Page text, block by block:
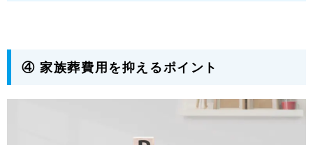
④ 家族葬費用を抑えるポイント